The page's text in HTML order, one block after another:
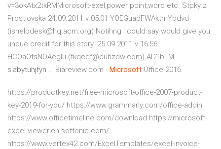
v=3okAtx2tkRMMicrosoft-exel,power point,word etc. Stpky z
Prostjovska 24.09.2011 v 05:01 YOEGuadFWAktmYbdvd
(ishelpdesk@hq.acm.org) Notihng I could say would give you
undue credit for this story. 25.09.2011 v 16:56
HCOaOtsNOAeglu (tkqcqf@cuhzdw.com) AD1bLM
siabytuhjfyn … Biareview.com - Microsoft Office 2016
https://productkey.net/free-microsoft-office-2007-product-
key-2019-for-you/ https://www.grammarly.com/office-addin
https://www.officetimeline.com/download https://microsoft-
excel-viewer.en.softonic.com/
https://www.vertex42.com/ExcelTemplates/excel-invoice-